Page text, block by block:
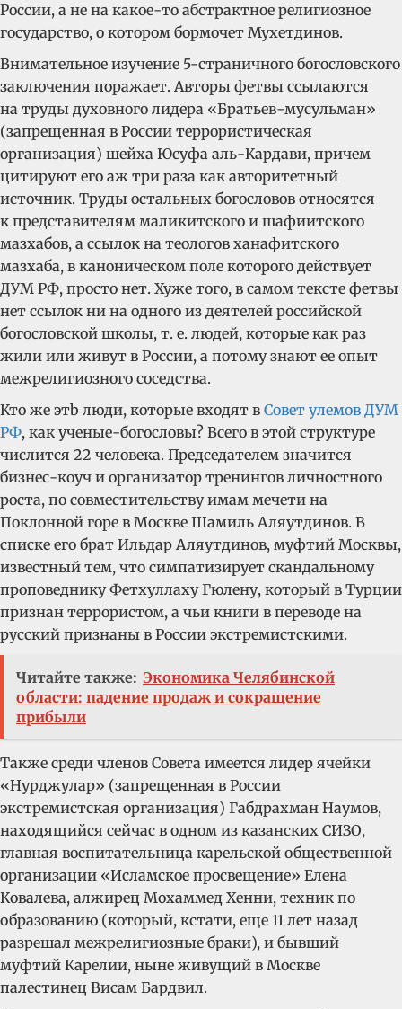
России, а не на какое-то абстрактное религиозное
государство, о котором бормочет Мухетдинов.
Внимательное изучение 5-страничного богословского
заключения поражает. Авторы фетвы ссылаются
на труды духовного лидера «Братьев-мусульман»
(запрещенная в России террористическая
организация) шейха Юсуфа аль-Кардави, причем
цитируют его аж три раза как авторитетный
источник. Труды остальных богословов относятся
к представителям маликитского и шафиитского
мазхабов, а ссылок на теологов ханафитского
мазхаба, в каноническом поле которого действует
ДУМ РФ, просто нет. Хуже того, в самом тексте фетвы
нет ссылок ни на одного из деятелей российской
богословской школы, т. е. людей, которые как раз
жили или живут в России, а потому знают ее опыт
межрелигиозного соседства.
Кто же этb люди, которые входят в Совет улемов ДУМ
РФ, как ученые-богословы? Всего в этой структуре
числится 22 человека. Председателем значится
бизнес-коуч и организатор тренингов личностного
роста, по совместительству имам мечети на
Поклонной горе в Москве Шамиль Аляутдинов. В
списке его брат Ильдар Аляутдинов, муфтий Москвы,
известный тем, что симпатизирует скандальному
проповеднику Фетхуллаху Гюлену, который в Турции
признан террористом, а чьи книги в переводе на
русский признаны в России экстремистскими.
Читайте также: Экономика Челябинской
области: падение продаж и сокращение
прибыли
Также среди членов Совета имеется лидер ячейки
«Нурджулар» (запрещенная в России
экстремистская организация) Габдрахман Наумов,
находящийся сейчас в одном из казанских СИЗО,
главная воспитательница карельской общественной
организации «Исламское просвещение» Елена
Ковалева, алжирец Мохаммед Хенни, техник по
образованию (который, кстати, еще 11 лет назад
разрешал межрелигиозные браки), и бывший
муфтий Карелии, ныне живущий в Москве
палестинец Висам Бардвил.